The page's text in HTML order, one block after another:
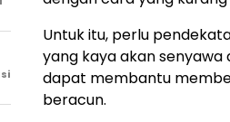
Untuk itu, perlu
yang kaya akan
dapat membantu
beracun.